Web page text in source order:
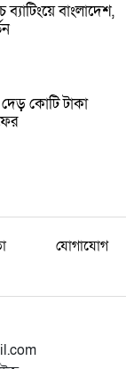
ব্যাটিংয়ে বাংলাদেশ,
কোটি টাকা
যোগাযোগ